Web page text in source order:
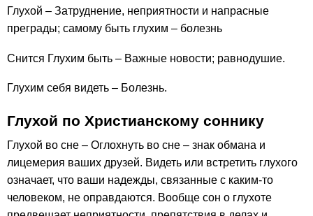
Глухой – Затруднение, неприятности и напрасные
преграды; самому быть глухим – болезнь
Снится Глухим быть – Важные новости; равнодушие.
Глухим себя видеть – Болезнь.
Глухой по Христианскому соннику
Глухой во сне – Оглохнуть во сне – знак обмана и
лицемерия ваших друзей. Видеть или встретить глухого
означает, что ваши надежды, связанные с каким-то
человеком, не оправдаются. Вообще сон о глухоте